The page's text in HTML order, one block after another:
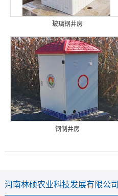
玻璃钢井房
钢制井房
河南林硕农业科技发展有限公司